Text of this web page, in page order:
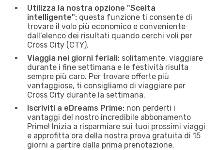
Utilizza la nostra opzione "Scelta
intelligente": questa funzione ti consente di
trovare il volo più economico e conveniente
dall'elenco dei risultati quando cerchi voli per
Cross City (CTY).
Viaggia nei giorni feriali: solitamente, viaggiare
durante i fine settimana e le festività risulta
sempre più caro. Per trovare offerte più
vantaggiose, ti consigliamo di viaggiare per
Cross City durante la settimana.
Iscriviti a eDreams Prime: non perderti i
vantaggi del nostro incredibile abbonamento
Prime! Inizia a risparmiare sui tuoi prossimi viaggi
e approfitta ora della nostra prova gratuita di 15
giorni a partire dalla prima prenotazione.